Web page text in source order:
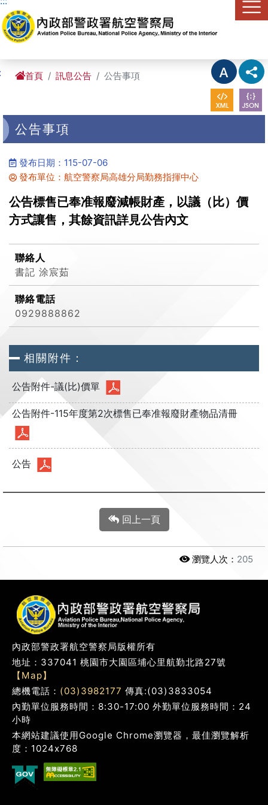
進入內容區塊
首頁 訊息公告 公告事項
公告事項
發布日期：115-07-06
發布單位：航空警察局高雄分局勤務指揮中心
公告標售已奉准報廢減帳財產，以議（比）價
方式讓售，其餘資訊詳見公告內文
聯絡人
書記 涂宸茹
聯絡電話
0929888862
相關附件：
公告附件-議(比)價單
公告附件-115年度第2次標售已奉准報廢財產物品清冊
公告
回上一頁
瀏覽人次： 205
內政部警政署航空警察局版權所有
地址：337041 桃園市大園區埔心里航勤北路27號
【Map】
總機電話： (03)3982177 傳真:(03)3833054
內勤單位服務時間：8:30-17:00 外勤單位服務時間：24
小時
本網站建議使用Google Chrome瀏覽器，最佳瀏覽解析
度：1024x768